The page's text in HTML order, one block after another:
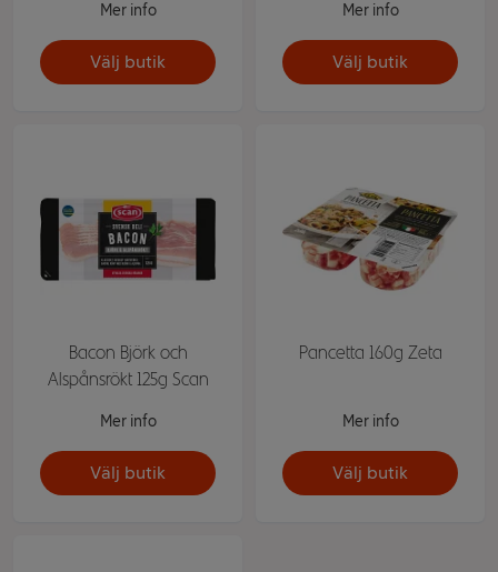
Mer info
Välj butik
Mer info
Välj butik
Bacon Björk och
Alspånsrökt 125g Scan
Mer info
Välj butik
Pancetta 160g Zeta
Mer info
Välj butik